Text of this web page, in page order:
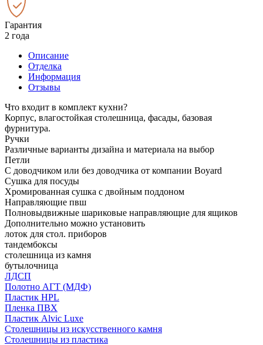
Гарантия
2 года
Описание
Отделка
Информация
Отзывы
Что входит в комплект кухни?
Корпус, влагостойкая столешница, фасады, базовая
фурнитура.
Ручки
Различные варианты дизайна и материала на выбор
Петли
С доводчиком или без доводчика от компании Boyard
Сушка для посуды
Хромированная сушка с двойным поддоном
Направляющие пвш
Полновыдвижные шариковые направляющие для ящиков
Дополнительно можно установить
лоток для стол. приборов
тандембоксы
столешница из камня
бутылочница
ЛДСП
Полотно АГТ (МДФ)
Пластик HPL
Пленка ПВХ
Пластик Alvic Luxe
Столешницы из искусственного камня
Столешницы из пластика